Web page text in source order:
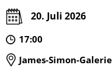
20. Juli 2026
17:00
James-Simon-